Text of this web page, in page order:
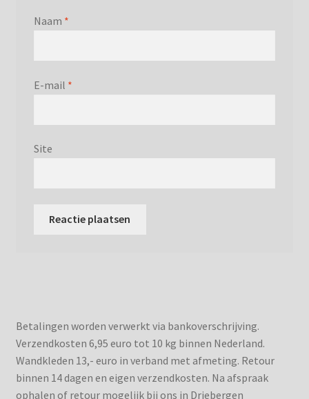
Naam *
E-mail *
Site
Betalingen worden verwerkt via bankoverschrijving.
Verzendkosten 6,95 euro tot 10 kg binnen Nederland.
Wandkleden 13,- euro in verband met afmeting. Retour
binnen 14 dagen en eigen verzendkosten. Na afspraak
ophalen of retour mogelijk bij ons in Driebergen